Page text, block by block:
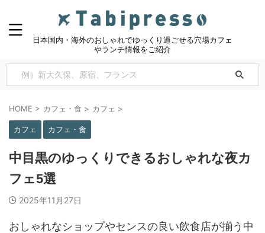
日本国内・海外のおしゃれでゆっくり過ごせる穴場カフェ
やランチ情報をご紹介
HOME > カフェ・食 > カフェ >
カフェ カフェ・食
中目黒のゆっくりできるおしゃれな夜カ
フェ5選
2025年11月27日
おしゃれなショップやセンスの良い飲食店が揃う中